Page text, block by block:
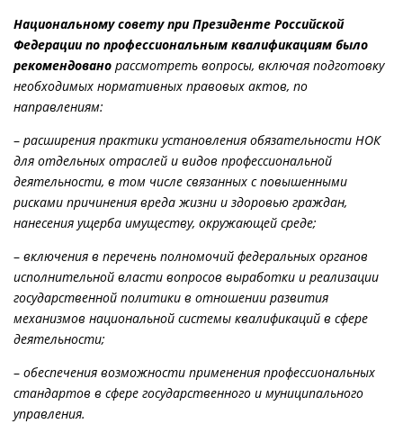
Национальному совету при Президенте Российской
Федерации по профессиональным квалификациям было
рекомендовано
необходимых нормативных правовых актов, по
направлениям:
– расширения практики установления обязательности НОК
для отдельных отраслей и видов профессиональной
деятельности, в том числе связанных с повышенными
рисками причинения вреда жизни и здоровью граждан,
нанесения ущерба имуществу, окружающей среде;
– включения в перечень полномочий федеральных органов
исполнительной власти вопросов выработки и реализации
государственной политики в отношении развития
механизмов национальной системы квалификаций в сфере
деятельности;
– обеспечения возможности применения профессиональных
стандартов в сфере государственного и муниципального
управления.